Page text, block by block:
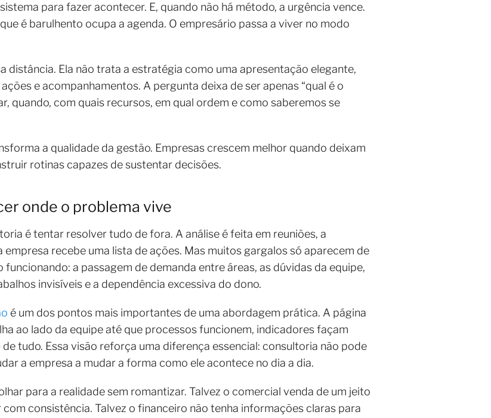
para fazer acontecer. E, quando não há método, a urgência vence.
é barulhento ocupa a agenda. O empresário passa a viver no modo
distância. Ela não trata a estratégia como uma apresentação elegante,
e acompanhamentos. A pergunta deixa de ser apenas “qual é o
quando, com quais recursos, em qual ordem e como saberemos se
a qualidade da gestão. Empresas crescem melhor quando deixam
rotinas capazes de sustentar decisões.
onde o problema vive
é tentar resolver tudo de fora. A análise é feita em reuniões, a
recebe uma lista de ações. Mas muitos gargalos só aparecem de
a passagem de demanda entre áreas, as dúvidas da equipe,
invisíveis e a dependência excessiva do dono.
é um dos pontos mais importantes de uma abordagem prática. A página
ao lado da equipe até que processos funcionem, indicadores façam
tudo. Essa visão reforça uma diferença essencial: consultoria não pode
a empresa a mudar a forma como ele acontece no dia a dia.
para a realidade sem romantizar. Talvez o comercial venda de um jeito
consistência. Talvez o financeiro não tenha informações claras para